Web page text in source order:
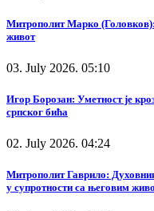
Митрополит Марко
живот
03. July 2026. 05:10
Игор Борозан: Уметност је
српског бића
02. July 2026. 04:24
Митрополит Гаврило:
у супротности са његовим